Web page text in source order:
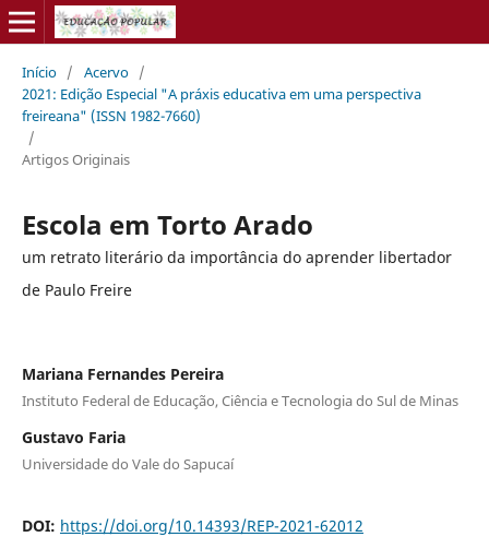
Início / Acervo /
2021: Edição Especial "A práxis educativa em uma perspectiva
freireana" (ISSN 1982-7660)
/
Artigos Originais
Escola em Torto Arado
um retrato literário da importância do aprender libertador
de Paulo Freire
Mariana Fernandes Pereira
Instituto Federal de Educação, Ciência e Tecnologia do Sul de Minas
Gustavo Faria
Universidade do Vale do Sapucaí
DOI: https://doi.org/10.14393/REP-2021-62012